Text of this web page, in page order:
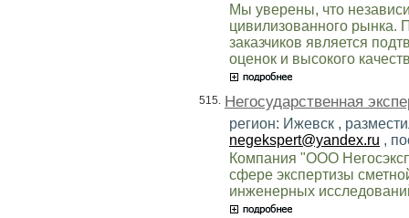
Мы уверены, что
цивилизованного рынка.
заказчиков является
оценок и высокого
515. Негосударственная
регион: Ижевск ,
negekspert@yandex.ru ,
Компания "ООО
сфере экспертизы
инженерных